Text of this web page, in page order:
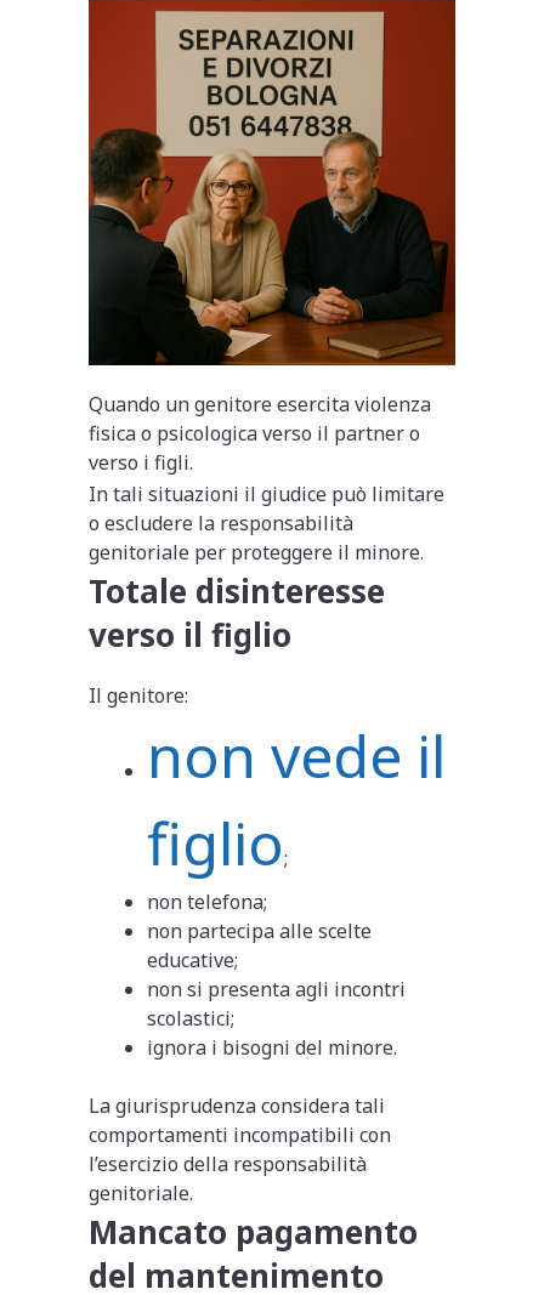
Quando un genitore esercita violenza
fisica o psicologica verso il partner o
verso i figli.
In tali situazioni il giudice può limitare
o escludere la responsabilità
genitoriale per proteggere il minore.
Totale disinteresse
verso il figlio
Il genitore:
non vede il
figlio;
non telefona;
non partecipa alle scelte
educative;
non si presenta agli incontri
scolastici;
ignora i bisogni del minore.
La giurisprudenza considera tali
comportamenti incompatibili con
l’esercizio della responsabilità
genitoriale.
Mancato pagamento
del mantenimento